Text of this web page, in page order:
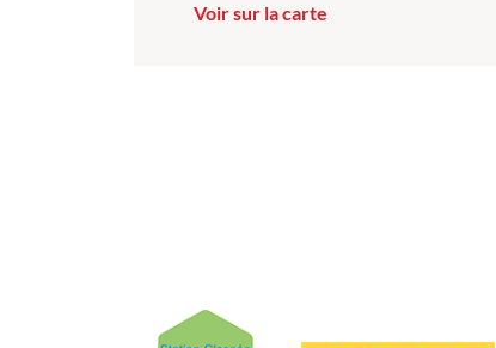
Voir sur la carte